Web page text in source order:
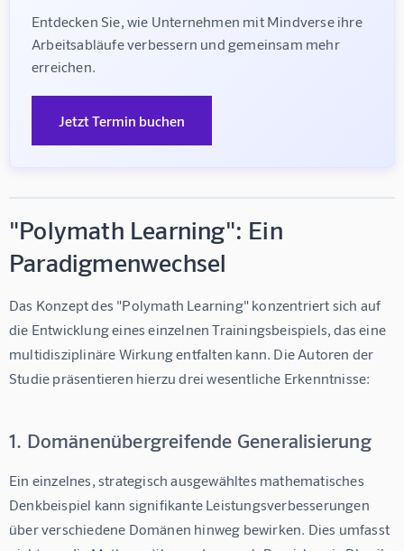
Entdecken Sie, wie Unternehmen mit Mindverse ihre
Arbeitsabläufe verbessern und gemeinsam mehr
erreichen.
Jetzt Termin buchen
"Polymath Learning": Ein
Paradigmenwechsel
Das Konzept des "Polymath Learning" konzentriert sich auf
die Entwicklung eines einzelnen Trainingsbeispiels, das eine
multidisziplinäre Wirkung entfalten kann. Die Autoren der
Studie präsentieren hierzu drei wesentliche Erkenntnisse:
1. Domänenübergreifende Generalisierung
Ein einzelnes, strategisch ausgewähltes mathematisches
Denkbeispiel kann signifikante Leistungsverbesserungen
über verschiedene Domänen hinweg bewirken. Dies umfasst